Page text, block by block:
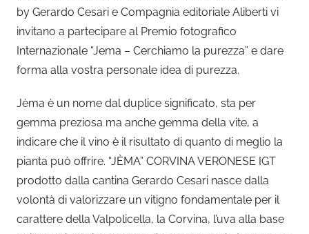
by Gerardo Cesari e Compagnia editoriale Aliberti vi
invitano a partecipare al Premio fotografico
Internazionale “Jema – Cerchiamo la purezza” e dare
forma alla vostra personale idea di purezza.
Jèma è un nome dal duplice significato, sta per
gemma preziosa ma anche gemma della vite, a
indicare che il vino è il risultato di quanto di meglio la
pianta può offrire. “JÈMA” CORVINA VERONESE IGT
prodotto dalla cantina Gerardo Cesari nasce dalla
volontà di valorizzare un vitigno fondamentale per il
carattere della Valpolicella, la Corvina, l’uva alla base